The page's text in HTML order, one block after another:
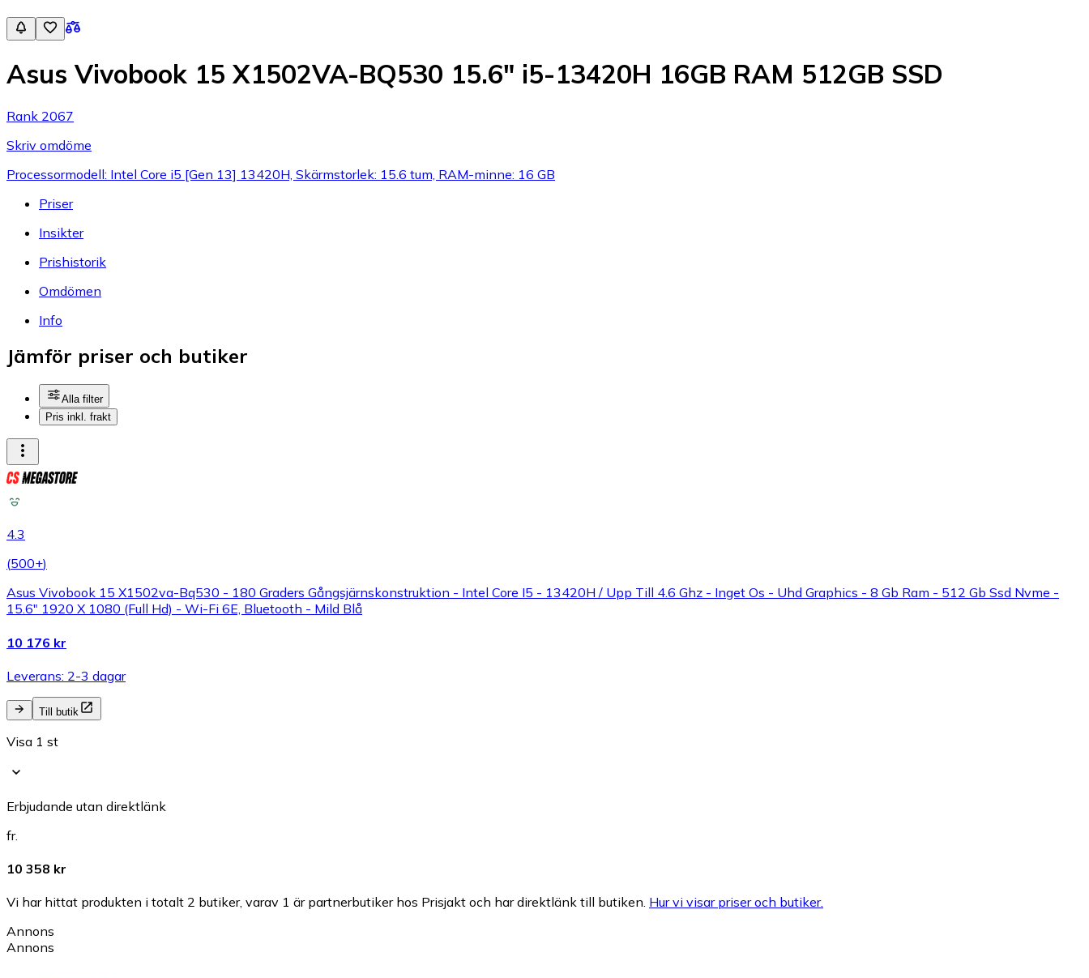
Asus Vivobook 15 X1502VA-BQ530 15.6" i5-13420H 16GB RAM 512GB SSD
Rank 2067
Skriv omdöme
Processormodell: Intel Core i5 [Gen 13] 13420H, Skärmstorlek: 15.6 tum, RAM-minne: 16 GB
Priser
Insikter
Prishistorik
Omdömen
Info
Jämför priser och butiker
Alla filter
Pris inkl. frakt
4.3
(500+)
Asus Vivobook 15 X1502va-Bq530 - 180 Graders Gångsjärnskonstruktion - Intel Core I5 - 13420H / Upp Till 4.6 Ghz - Inget Os - Uhd Graphics - 8 Gb Ram - 512 Gb Ssd Nvme -
15.6" 1920 X 1080 (Full Hd) - Wi-Fi 6E, Bluetooth - Mild Blå
10 176 kr
Leverans: 2-3 dagar
Till butik
Visa 1 st
Erbjudande utan direktlänk
fr.
10 358 kr
Vi har hittat produkten i totalt 2 butiker, varav 1 är partnerbutiker hos Prisjakt och har direktlänk till butiken. Hur vi visar priser och butiker.
Annons
Annons